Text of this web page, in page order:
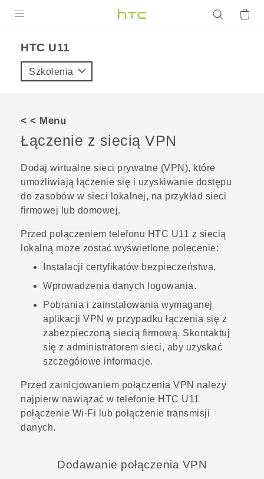
VIVE
POMOC TECHNICZNA
Urządzenia i akcesoria HTC
Zaloguj się
HTC U11‎
Szkolenia
< < Menu
Łączenie z siecią VPN
Dodaj wirtualne sieci prywatne (VPN), które
umożliwiają łączenie się i uzyskiwanie dostępu
do zasobów w sieci lokalnej, na przykład sieci
firmowej lub domowej.
Przed połączeniem telefonu HTC U11 z siecią
lokalną może zostać wyświetlone polecenie:
Instalacji certyfikatów bezpieczeństwa.
Wprowadzenia danych logowania.
Pobrania i zainstalowania wymaganej
aplikacji VPN w przypadku łączenia się z
zabezpieczoną siecią firmową. Skontaktuj
się z administratorem sieci, aby uzyskać
szczegółowe informacje.
Przed zainicjowaniem połączenia VPN należy
najpierw nawiązać w telefonie HTC U11
połączenie Wi‍-Fi lub połączenie transmisji
danych.
Dodawanie połączenia VPN